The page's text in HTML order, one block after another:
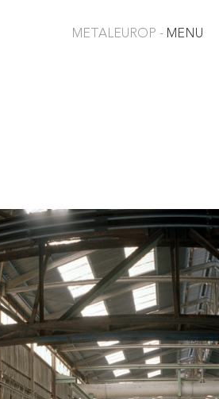
METALEUROP - MENU